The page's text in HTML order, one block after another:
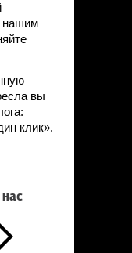
нашим
вы
клик».